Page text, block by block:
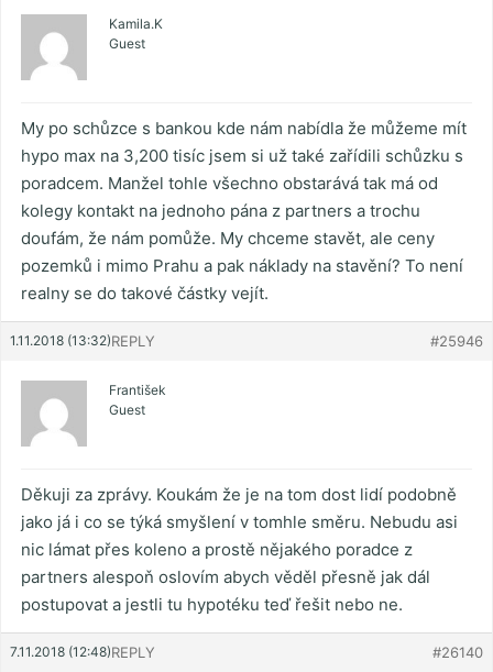
Kamila.K
Guest
My po schůzce s bankou kde nám nabídla že můžeme mít
hypo max na 3,200 tisíc jsem si už také zařídili schůzku s
poradcem. Manžel tohle všechno obstarává tak má od
kolegy kontakt na jednoho pána z partners a trochu
doufám, že nám pomůže. My chceme stavět, ale ceny
pozemků i mimo Prahu a pak náklady na stavění? To není
realny se do takové částky vejít.
1.11.2018 (13:32) #25946
REPLY
František
Guest
Děkuji za zprávy. Koukám že je na tom dost lidí podobně
jako já i co se týká smyšlení v tomhle směru. Nebudu asi
nic lámat přes koleno a prostě nějakého poradce z
partners alespoň oslovím abych věděl přesně jak dál
postupovat a jestli tu hypotéku teď řešit nebo ne.
7.11.2018 (12:48) #26140
REPLY